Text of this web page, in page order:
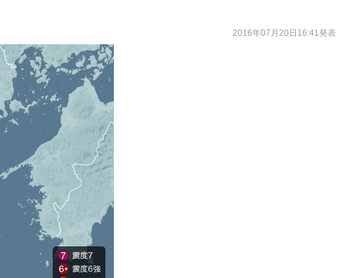
2016年07月20日16:41発表